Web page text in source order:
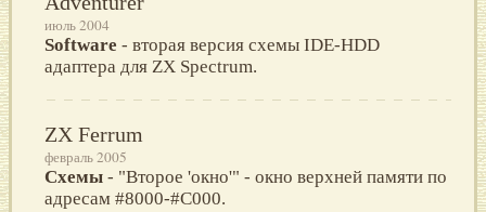
июль 2004
Software - втоpая веpсия схемы IDE-HDD
адаптеpа для ZX Spectrum.
ZX Ferrum
февраль 2005
Схемы - "Второе 'окно'" - окно верхней памяти по
адресам #8000-#C000.